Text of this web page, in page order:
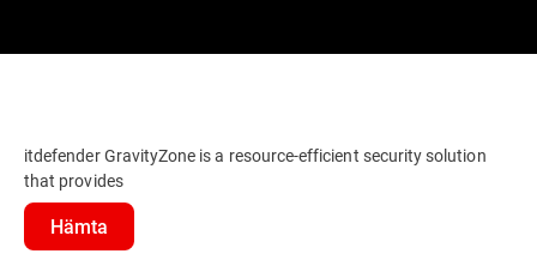
itdefender GravityZone is a resource-efficient security solution
that provides
Hämta